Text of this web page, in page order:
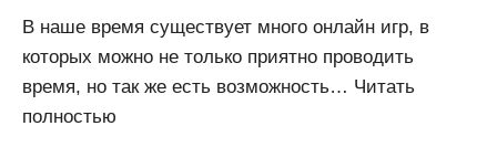
В наше время существует много онлайн игр, в
которых можно не только приятно проводить
время, но так же есть возможность… Читать
полностью